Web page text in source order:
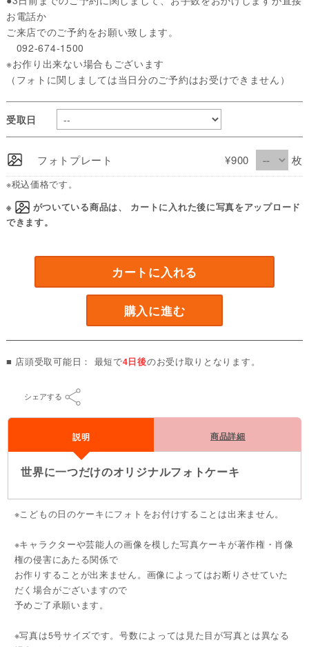
お電話か
ご来店でのご予約をお願い致します。
092-674-1500
※お作り出来ない場合もございます
（フォトに関しましては当日分のご予約はお受けできません）
受取日
フォトプレート ¥900 枚
※税込価格です。
※
がついている商品は、 カートに入れた後に写真をアップロード
できます。
カートに入れる
購入に進む
■ 店頭受取可能日： 最短で4日後のお受け取りとなります。
シェアする
説明 商品詳細
世界に一つだけのオリジナルフォトケーキ
※こどもの日のケーキにフォトをお付けすることは出来ません。
※キャラクターや芸能人の画像を模した写真ケーキが著作権・肖像
権の侵害にあたる関係で
お作りすることが出来ません。画像によってはお断りさせていた
だく場合がございますので
予めご了承願います。
※写真は5号サイズです。号数によっては見た目が写真とは異なる